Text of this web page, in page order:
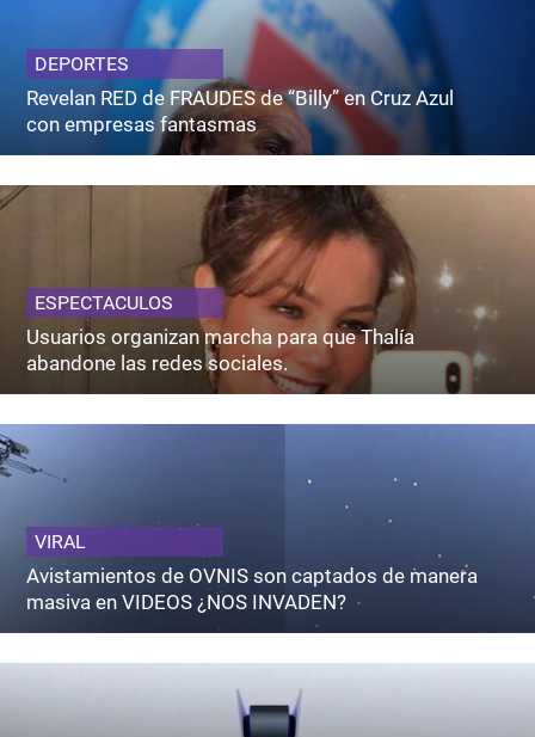
DEPORTES
Revelan RED de FRAUDES de “Billy” en Cruz Azul
con empresas fantasmas
ESPECTACULOS
Usuarios organizan marcha para que Thalía
abandone las redes sociales.
VIRAL
Avistamientos de OVNIS son captados de manera
masiva en VIDEOS ¿NOS INVADEN?